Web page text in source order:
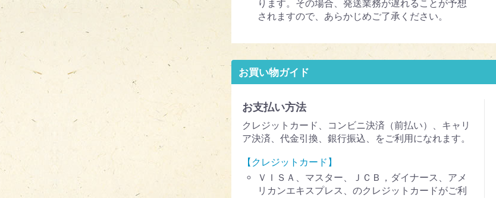
ります。その場合、発送業務が遅れることが予想
されますので、あらかじめご了承ください。
お買い物ガイド
お支払い方法
クレジットカード、コンビニ決済（前払い）、キャリ
ア決済、代金引換、銀行振込、をご利用になれます。
【クレジットカード】
ＶＩＳＡ、マスター、ＪＣＢ，ダイナース、アメ
リカンエキスプレス、のクレジットカードがご利